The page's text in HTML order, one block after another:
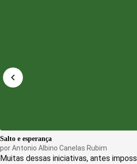
Salto e esperança
porAntonio Albino Canelas Rubim
Muitas dessas iniciativas, antes